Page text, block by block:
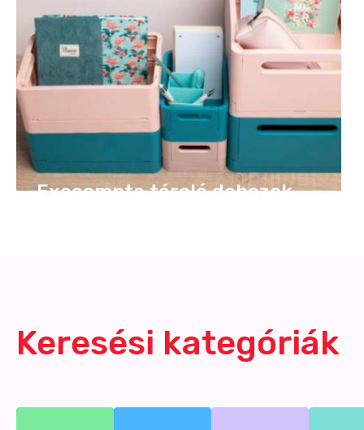
Exacompta tároló dobozok
TopTimer T079
Speditőrnaptár 2026, 4
HAVI VÁROS FEJ
1 915 Ft
HAVI ÜRES FEJ
Keresési kategóriák